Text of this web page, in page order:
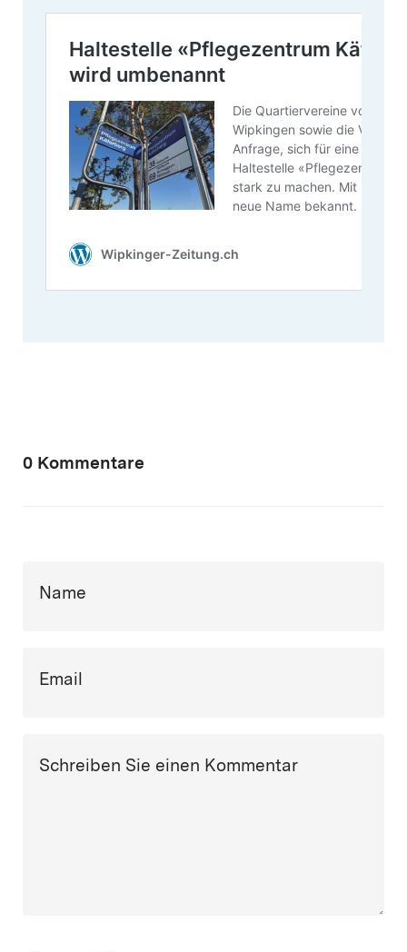
0 Kommentare
Name
Email
Schreiben Sie einen Kommentar